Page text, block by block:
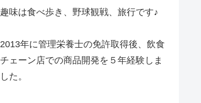
趣味は食べ歩き、野球観戦、旅行です♪
2013年に管理栄養士の免許取得後、飲食
チェーン店での商品開発を５年経験しま
した。